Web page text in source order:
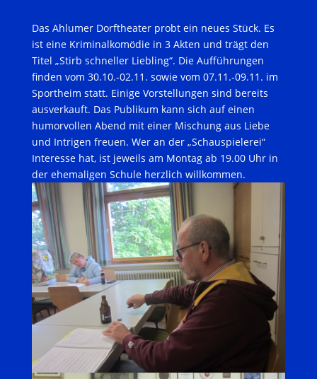
Das Ahlumer Dorftheater probt ein neues Stück. Es
ist eine Kriminalkomödie in 3 Akten und trägt den
Titel „Stirb schneller Liebling“. Die Aufführungen
finden vom 30.10.-02.11. sowie vom 07.11.-09.11. im
Sportheim statt. Einige Vorstellungen sind bereits
ausverkauft. Das Publikum kann sich auf einen
humorvollen Abend mit einer Mischung aus Liebe
und Intrigen freuen. Wer an der „Schauspielerei“
Interesse hat, ist jeweils am Montag ab 19.00 Uhr in
der ehemaligen Schule herzlich willkommen.